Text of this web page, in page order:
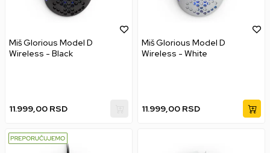
Miš Glorious Model D
Wireless - Black
11.999,00 RSD
Miš Glorious Model D
Wireless - White
11.999,00 RSD